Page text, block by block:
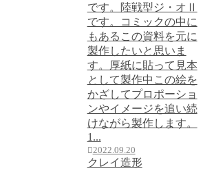
です。陸戦型ジ・オⅡ
です。コミックの中に
もあるこの資料を元に
製作したいと思いま
す。厚紙に貼って見本
として製作中この絵を
かざしてプロポーショ
ンやイメージを追い続
けながら製作します。
1...
2022.09.20
クレイ造形